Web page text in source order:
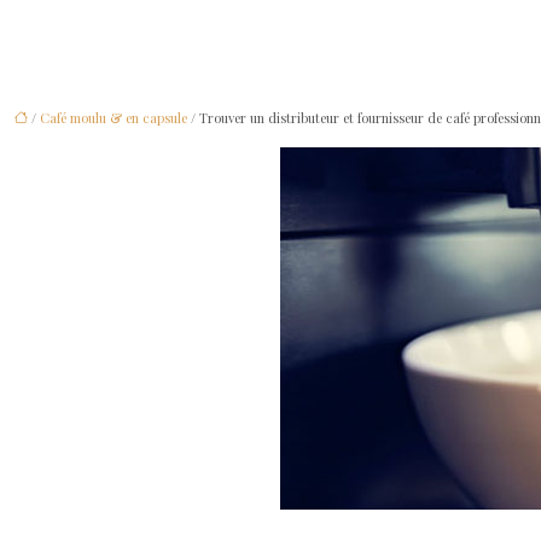
/ Café moulu & en capsule / Trouver un distributeur et fournisseur de café